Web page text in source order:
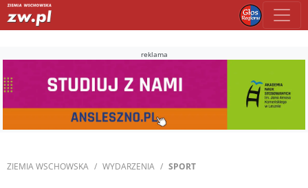
reklama
ZIEMIA WSCHOWSKA WYDARZENIA SPORT